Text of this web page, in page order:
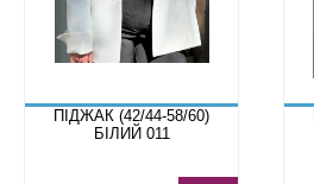
ПІДЖАК (42/44-58/60)
БІЛИЙ 011